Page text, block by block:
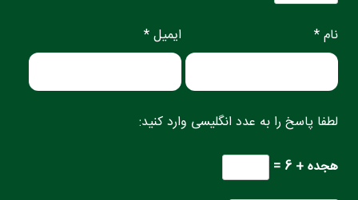
نام * ایمیل *
لطفا پاسخ را به عدد انگلیسی وارد کنید:
هجده + 6 =